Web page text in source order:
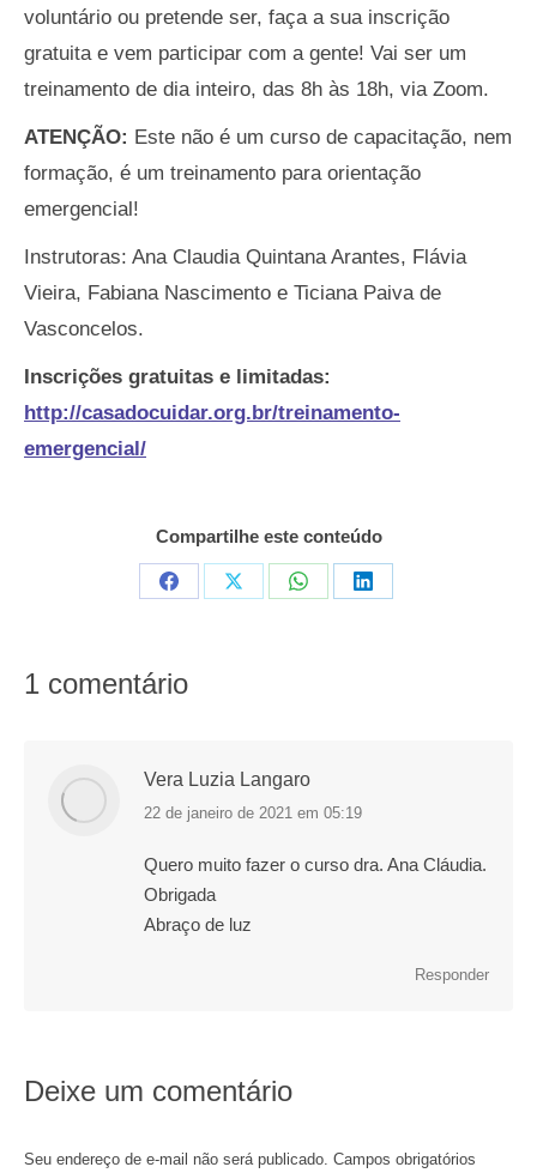
voluntário ou pretende ser, faça a sua inscrição
gratuita e vem participar com a gente! Vai ser um
treinamento de dia inteiro, das 8h às 18h, via Zoom.
ATENÇÃO: Este não é um curso de capacitação, nem
formação, é um treinamento para orientação
emergencial!
Instrutoras: Ana Claudia Quintana Arantes, Flávia
Vieira, Fabiana Nascimento e Ticiana Paiva de
Vasconcelos.
Inscrições gratuitas e limitadas:
http://casadocuidar.org.br/treinamento-
emergencial/
Compartilhe este conteúdo
Compartilhar
Facebook
CompartilharCompartilharCompartilhar
1 comentário
Vera Luzia Langaro
disse:
22 de janeiro de 2021 em 05:19
Quero muito fazer o curso dra. Ana Cláudia.
Obrigada
Abraço de luz
Responder
Deixe um comentário
Seu endereço de e-mail não será publicado. Campos obrigatórios